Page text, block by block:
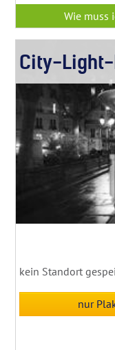
Wie muss
City-Light-
kein Standort
nur